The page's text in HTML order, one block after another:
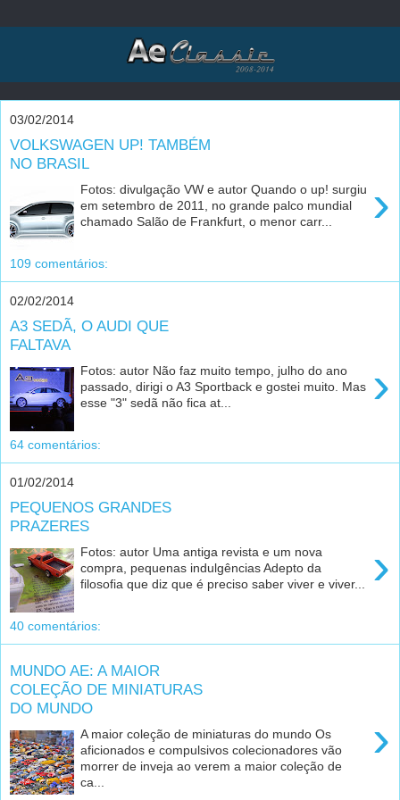
03/02/2014
VOLKSWAGEN UP! TAMBÉM
NO BRASIL
›
Fotos: divulgação VW e autor Quando o up! surgiu
em setembro de 2011, no grande palco mundial
chamado Salão de Frankfurt, o menor carr...
109 comentários:
02/02/2014
A3 SEDÃ, O AUDI QUE
FALTAVA
›
Fotos: autor Não faz muito tempo, julho do ano
passado, dirigi o A3 Sportback e gostei muito. Mas
esse "3" sedã não fica at...
64 comentários:
01/02/2014
PEQUENOS GRANDES
PRAZERES
›
Fotos: autor Uma antiga revista e um nova
compra, pequenas indulgências Adepto da
filosofia que diz que é preciso saber viver e viver...
40 comentários:
MUNDO AE: A MAIOR
COLEÇÃO DE MINIATURAS
DO MUNDO
›
A maior coleção de miniaturas do mundo Os
aficionados e compulsivos colecionadores vão
morrer de inveja ao verem a maior coleção de
ca...